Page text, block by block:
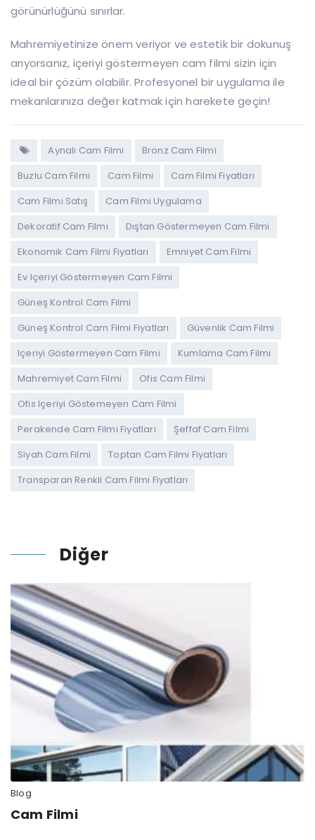
görünürlüğünü sınırlar.
Mahremiyetinize önem veriyor ve estetik bir dokunuş
arıyorsanız, içeriyi göstermeyen cam filmi sizin için
ideal bir çözüm olabilir. Profesyonel bir uygulama ile
mekanlarınıza değer katmak için harekete geçin!
Aynalı Cam Filmi
Bronz Cam Filmi
Buzlu Cam Filmi
Cam Filmi
Cam Filmi Fiyatları
Cam Filmi Satış
Cam Filmi Uygulama
Dekoratif Cam Filmi
Dıştan Göstermeyen Cam Filmi
Ekonomik Cam Filmi Fiyatları
Emniyet Cam Filmi
Ev Içeriyi Göstermeyen Cam Filmi
Güneş Kontrol Cam Filmi
Güneş Kontrol Cam Filmi Fiyatları
Güvenlik Cam Filmi
Içeriyi Göstermeyen Cam Filmi
Kumlama Cam Filmi
Mahremiyet Cam Filmi
Ofis Cam Filmi
Ofis Içeriyi Göstemeyen Cam Filmi
Perakende Cam Filmi Fiyatları
Şeffaf Cam Filmi
Siyah Cam Filmi
Toptan Cam Filmi Fiyatları
Transparan Renkli Cam Filmi Fiyatları
Diğer
Blog
Cam Filmi